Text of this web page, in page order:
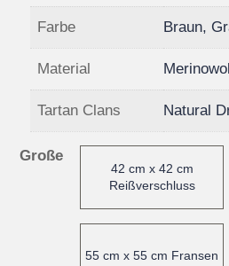
Farbe Braun,
Material
Tartan Clans Natural
Große
42 cm x 42 cm
Reißverschluss
55 cm x 55 cm Fransen